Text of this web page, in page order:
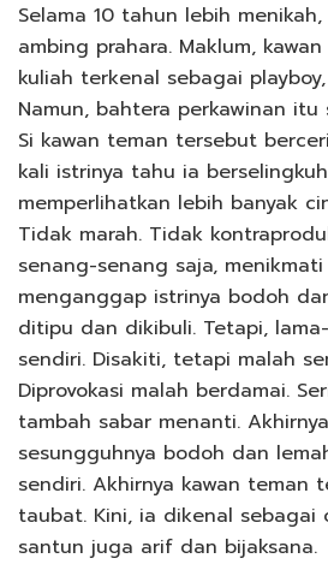
Selama 10 tahun lebih
ambing prahara. Maklum,
kuliah terkenal sebagai
Namun, bahtera perkawinan
Si kawan teman tersebut
kali istrinya tahu ia
memperlihatkan lebih banyak
Tidak marah. Tidak
senang-senang saja,
menganggap istrinya bodoh
ditipu dan dikibuli. Tetapi,
sendiri. Disakiti, tetapi malah
Diprovokasi malah berdamai.
tambah sabar menanti.
sesungguhnya bodoh dan
sendiri. Akhirnya kawan teman
taubat. Kini, ia dikenal sebagai
santun juga arif dan bijaksana.